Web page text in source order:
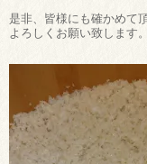
是非、皆様にも確かめて
よろしくお願い致します。